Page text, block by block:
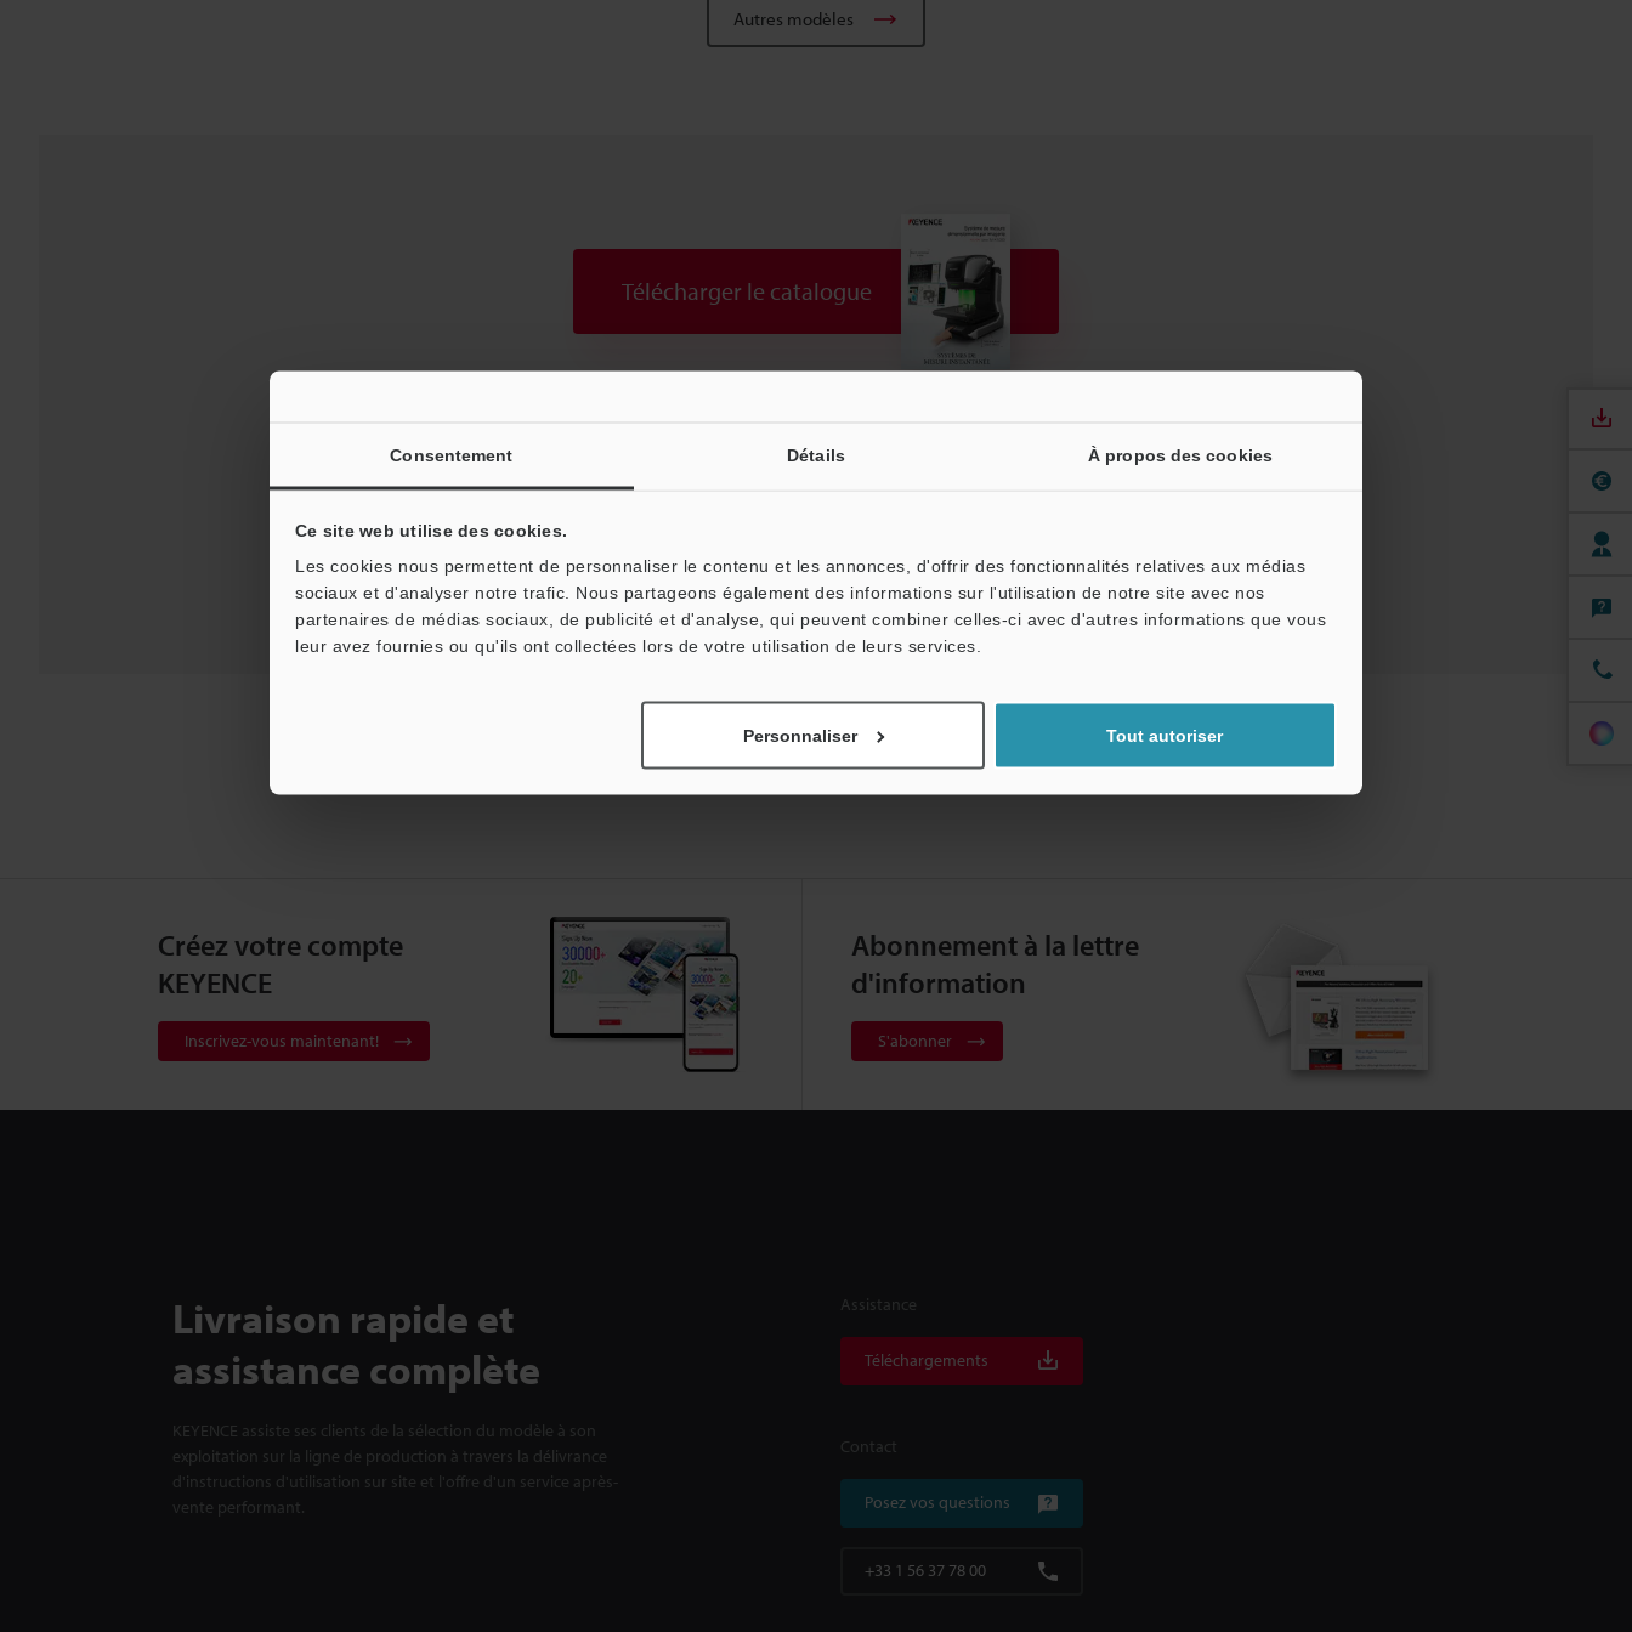
Consentement Détails À propos des cookies
Ce site web utilise des cookies.
Les cookies nous permettent de personnaliser le contenu et les annonces, d'offrir des fonctionnalités relatives aux médias
sociaux et d'analyser notre trafic. Nous partageons également des informations sur l'utilisation de notre site avec nos
partenaires de médias sociaux, de publicité et d'analyse, qui peuvent combiner celles-ci avec d'autres informations que vous
leur avez fournies ou qu'ils ont collectées lors de votre utilisation de leurs services.
Personnaliser Tout autoriser
Autres modèles
Télécharger le catalogue
Produits: Projecteur de Profil Numérique
Créez votre compte
KEYENCE
Inscrivez-vous maintenant!
Abonnement à la lettre
d'information
S'abonner
Livraison rapide et
assistance complète
KEYENCE assiste ses clients de la sélection du modèle à son
exploitation sur la ligne de production à travers la délivrance
d'instructions d'utilisation sur site et l'offre d'un service après-
vente performant.
Assistance
Téléchargements
Contact
Posez vos questions
+33 1 56 37 78 00